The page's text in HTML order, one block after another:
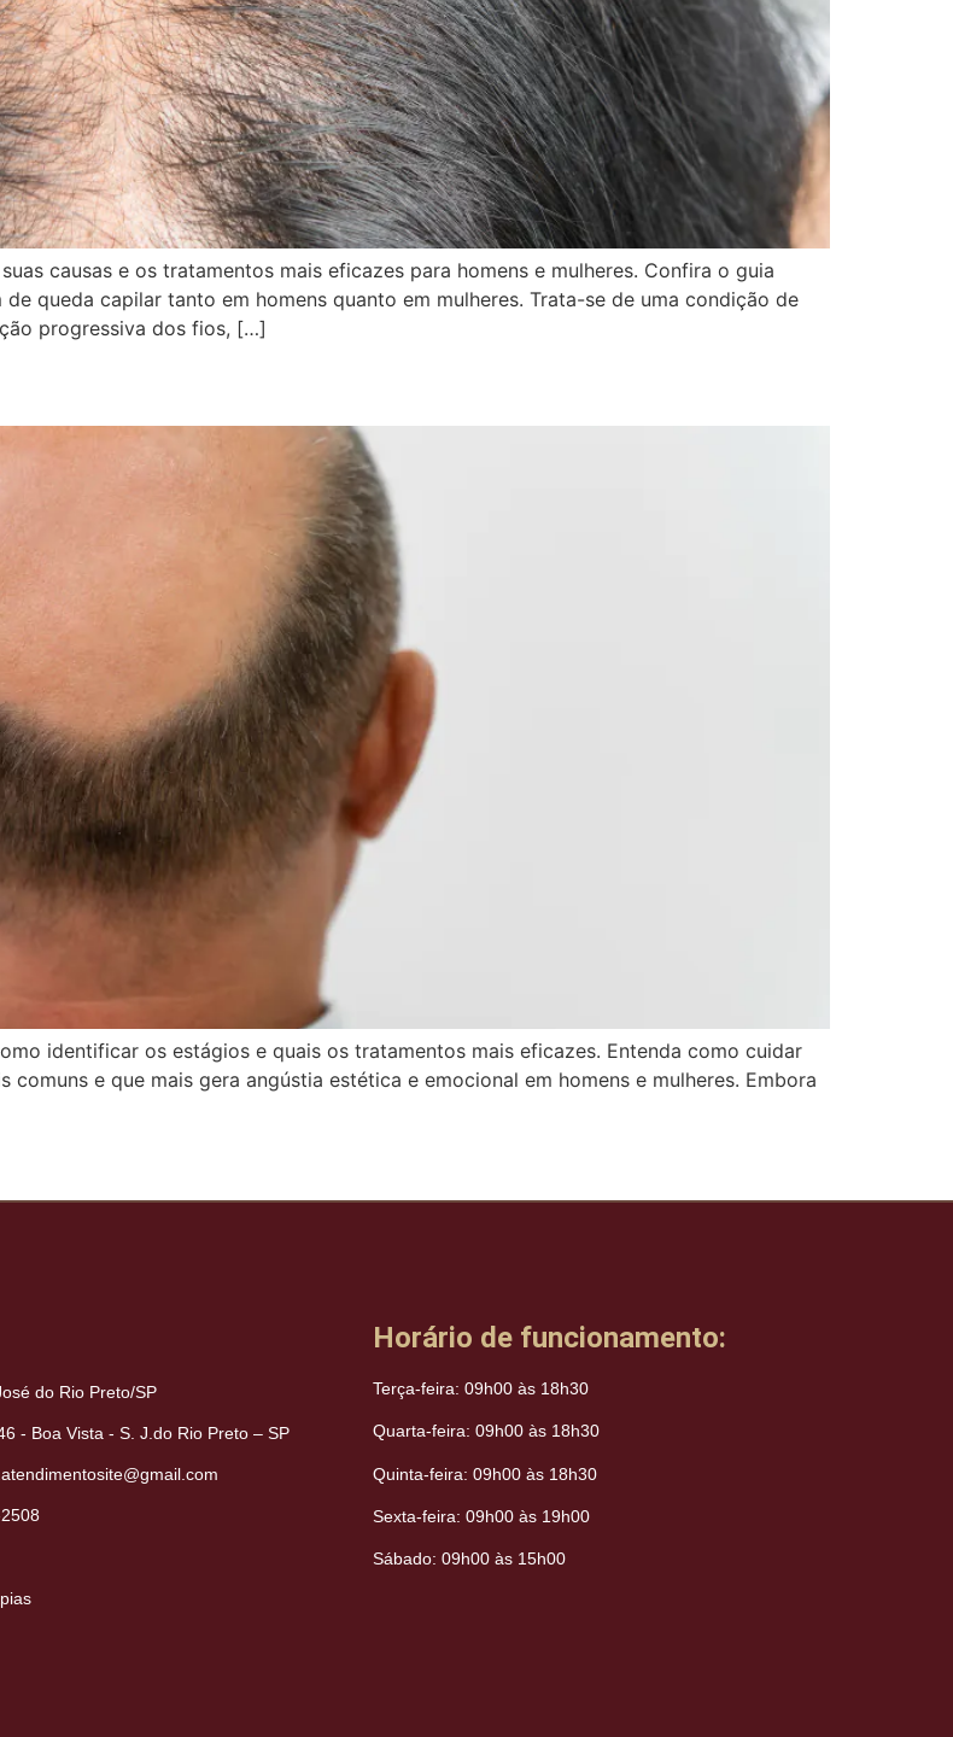
causas e os tratamentos mais eficazes para homens e mulheres. Confira o guia
queda capilar tanto em homens quanto em mulheres. Trata-se de uma condição de
progressiva dos fios, […]
identificar os estágios e quais os tratamentos mais eficazes. Entenda como cuidar
e que mais gera angústia estética e emocional em homens e mulheres. Embora
do Rio Preto/SP
- Boa Vista - S. J.do Rio Preto – SP
Horário de funcionamento:
Terça-feira: 09h00 às 18h30
Quarta-feira: 09h00 às 18h30
Quinta-feira: 09h00 às 18h30
Sexta-feira: 09h00 às 19h00
Sábado: 09h00 às 15h00